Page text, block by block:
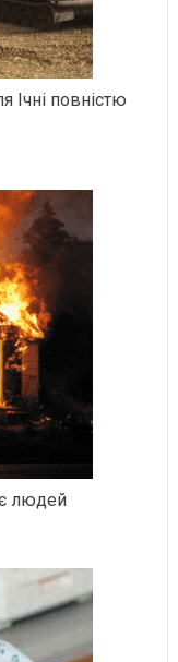
Ічні повністю
людей